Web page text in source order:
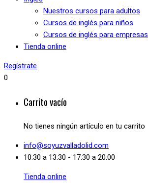
Nuestros cursos para adultos
Cursos de inglés para niños
Cursos de inglés para empresas
Tienda online
Regístrate
0
Carrito vacío
No tienes ningún artículo en tu carrito
info@soyuzvalladolid.com
10:30 a 13:30 - 17:30 a 20:00
Tienda online